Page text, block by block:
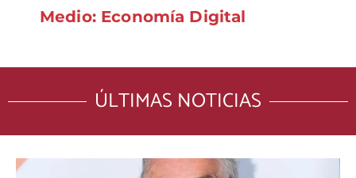
Medio: Economía Digital
ÚLTIMAS NOTICIAS